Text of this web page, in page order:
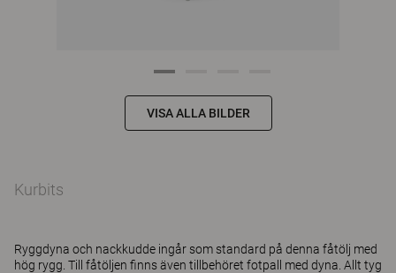
VISA ALLA BILDER
Kurbits
Ryggdyna och nackkudde ingår som standard på denna fåtölj med
hög rygg. Till fåtöljen finns även tillbehöret fotpall med dyna. Allt tyg